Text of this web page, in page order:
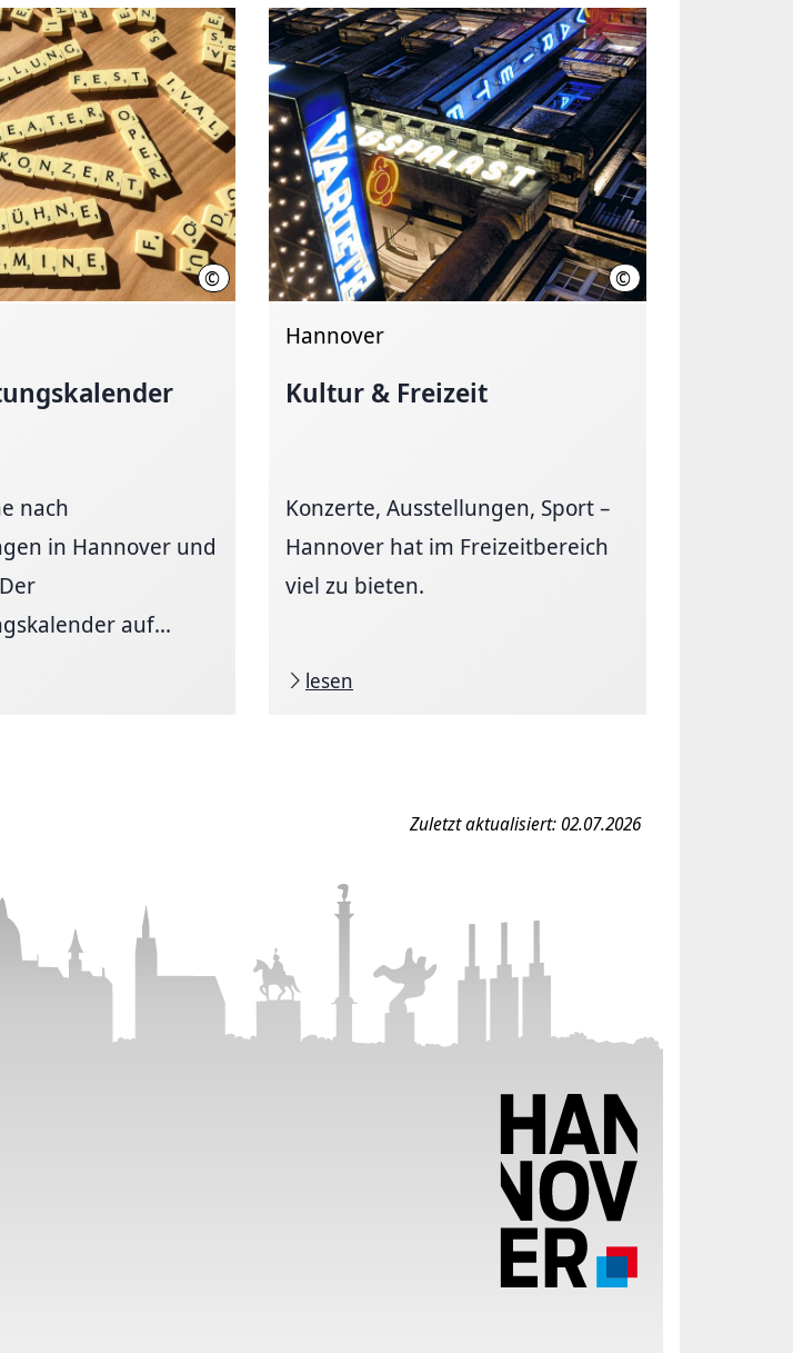
© Hannover.de
nach
in Hannover und
auf...
© GOP Entertainment Group
Hannover
Kultur & Freizeit
Konzerte, Ausstellungen, Sport –
Hannover hat im Freizeitbereich
viel zu bieten.
lesen
Zuletzt aktualisiert: 02.07.2026